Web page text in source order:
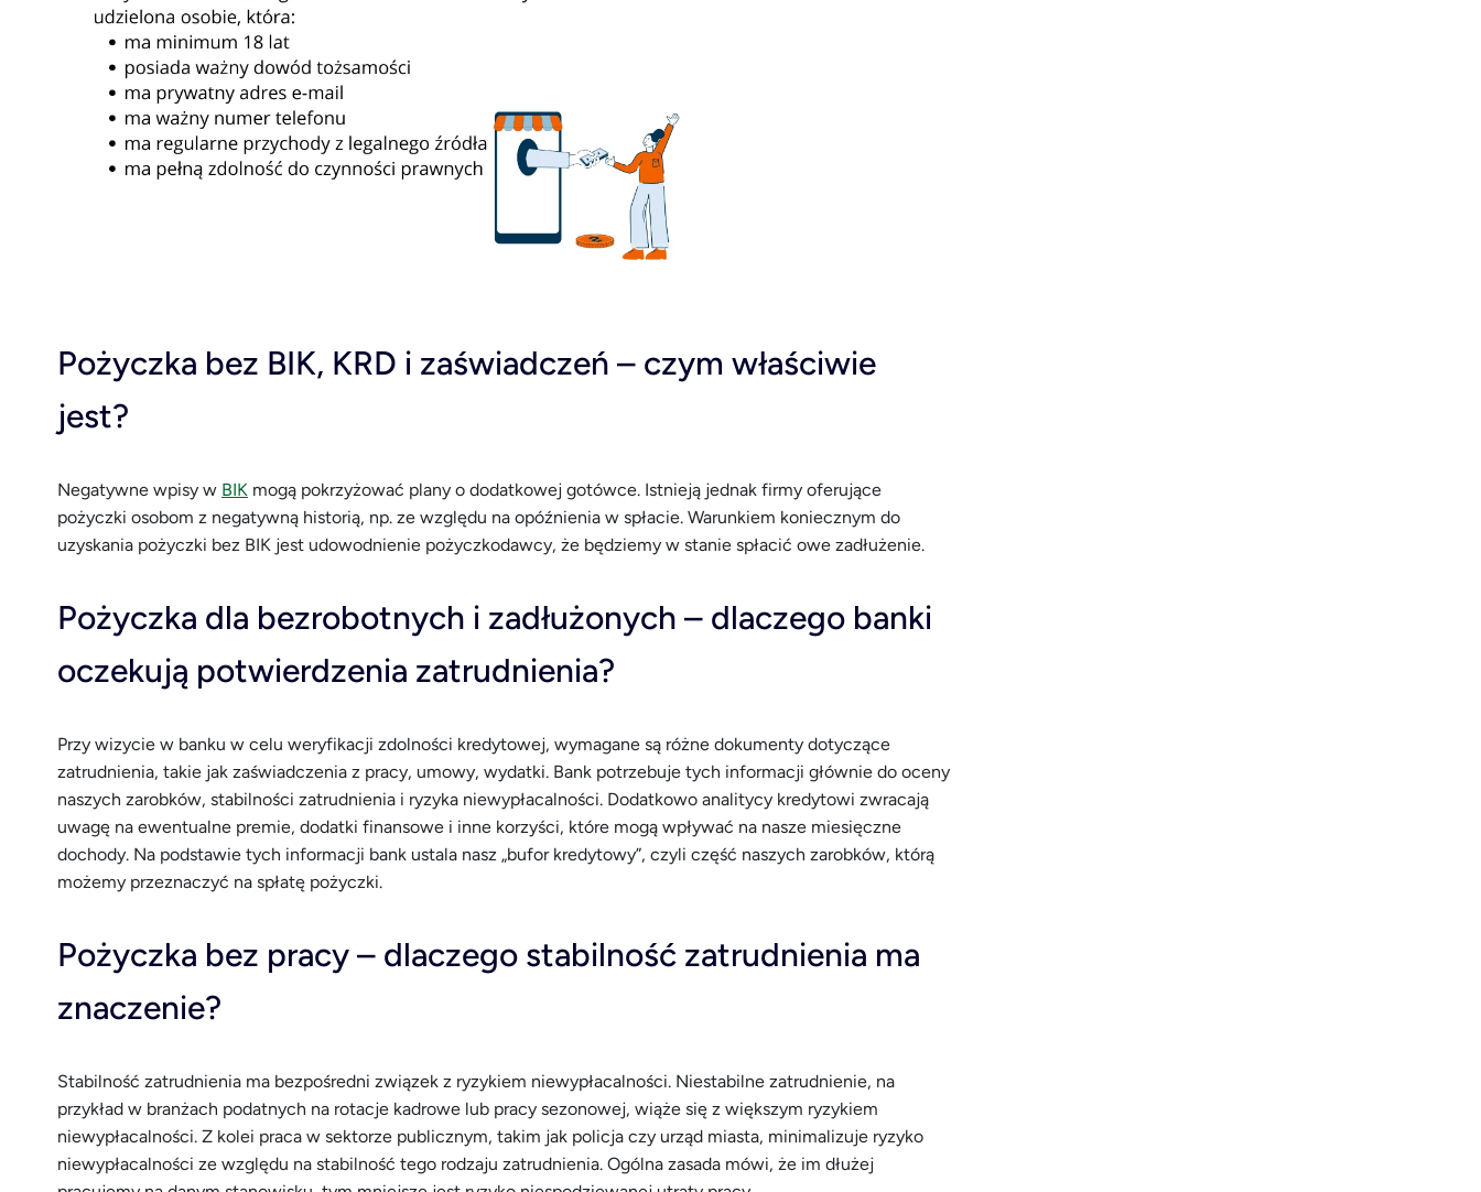
Pożyczka bez BIK, KRD i zaświadczeń – czym właściwie
jest?
Negatywne wpisy w BIK mogą pokrzyżować plany o dodatkowej gotówce. Istnieją jednak firmy oferujące
pożyczki osobom z negatywną historią, np. ze względu na opóźnienia w spłacie. Warunkiem koniecznym do
uzyskania pożyczki bez BIK jest udowodnienie pożyczkodawcy, że będziemy w stanie spłacić owe zadłużenie.
Pożyczka dla bezrobotnych i zadłużonych – dlaczego banki
oczekują potwierdzenia zatrudnienia?
Przy wizycie w banku w celu weryfikacji zdolności kredytowej, wymagane są różne dokumenty dotyczące
zatrudnienia, takie jak zaświadczenia z pracy, umowy, wydatki. Bank potrzebuje tych informacji głównie do oceny
naszych zarobków, stabilności zatrudnienia i ryzyka niewypłacalności. Dodatkowo analitycy kredytowi zwracają
uwagę na ewentualne premie, dodatki finansowe i inne korzyści, które mogą wpływać na nasze miesięczne
dochody. Na podstawie tych informacji bank ustala nasz „bufor kredytowy”, czyli część naszych zarobków, którą
możemy przeznaczyć na spłatę pożyczki.
Pożyczka bez pracy – dlaczego stabilność zatrudnienia ma
znaczenie?
Stabilność zatrudnienia ma bezpośredni związek z ryzykiem niewypłacalności. Niestabilne zatrudnienie, na
przykład w branżach podatnych na rotacje kadrowe lub pracy sezonowej, wiąże się z większym ryzykiem
niewypłacalności. Z kolei praca w sektorze publicznym, takim jak policja czy urząd miasta, minimalizuje ryzyko
niewypłacalności ze względu na stabilność tego rodzaju zatrudnienia. Ogólna zasada mówi, że im dłużej